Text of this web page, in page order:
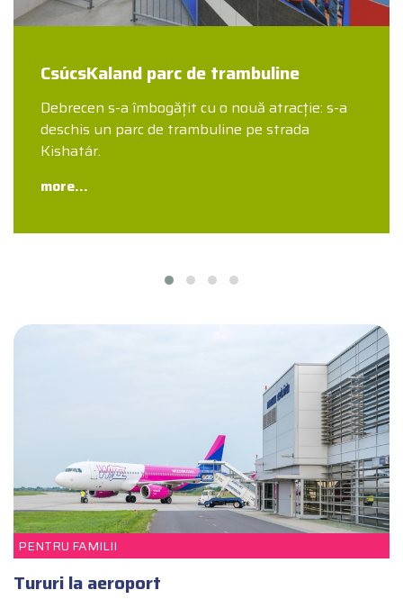
CsúcsKaland parc de trambuline
Debrecen s-a îmbogățit cu o nouă atracție: s-a
deschis un parc de trambuline pe strada
Kishatár.
more...
PENTRU FAMILII
Tururi la aeroport